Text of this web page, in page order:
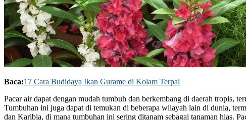
Baca:17 Cara Budidaya Ikan Gurame di Kolam Terpal
Pacar air dapat dengan mudah tumbuh dan berkembang di daerah tropis,
Tumbuhan ini juga dapat di temukan di beberapa wilayah lain di dunia,
dan Karibia, di mana tumbuhan ini sering ditanam sebagai tanaman hias.